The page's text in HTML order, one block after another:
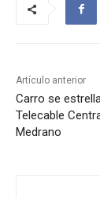
Artículo anterior
Carro se
Telecable
Medrano